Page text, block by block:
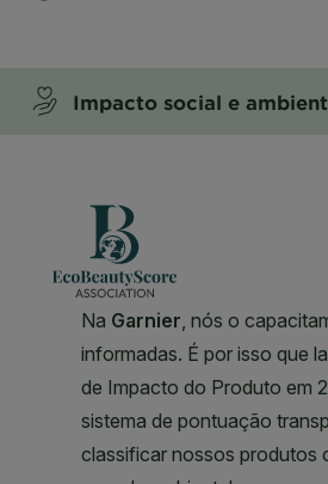
Impacto social e